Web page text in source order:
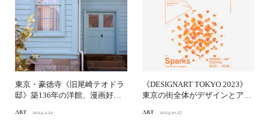
東京・豪徳寺《旧尾崎テオドラ
邸》築136年の洋館、漫画好き
ART 2024.2.22
《DESIGNART TOKYO 2023》
東京の街全体がデザインとアー
ART 2023.10.27